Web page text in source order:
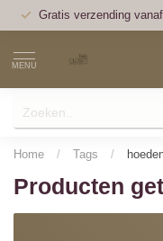
Gratis verzending
MENU
Home / Tags /
Producten